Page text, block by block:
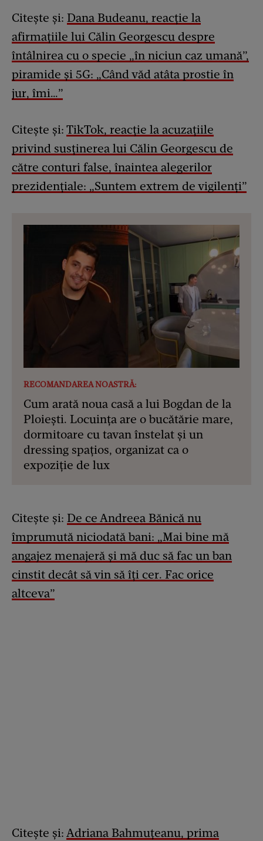
Citește și: Dana Budeanu, reacție la
afirmațiile lui Călin Georgescu despre
întâlnirea cu o specie „în niciun caz umană”,
piramide și 5G: „Când văd atâta prostie în
jur, îmi…”
Citește și: TikTok, reacție la acuzațiile
privind susținerea lui Călin Georgescu de
către conturi false, înaintea alegerilor
prezidențiale: „Suntem extrem de vigilenți”
RECOMANDAREA NOASTRĂ:
Cum arată noua casă a lui Bogdan de la
Ploiești. Locuința are o bucătărie mare,
dormitoare cu tavan înstelat și un
dressing spațios, organizat ca o
expoziție de lux
Citește și: De ce Andreea Bănică nu
împrumută niciodată bani: „Mai bine mă
angajez menajeră și mă duc să fac un ban
cinstit decât să vin să îți cer. Fac orice
altceva”
Citește și: Adriana Bahmuțeanu, prima